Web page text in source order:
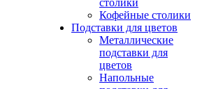
столики
Кофейные столики
Подставки для цветов
Металлические
подставки для
цветов
Напольные